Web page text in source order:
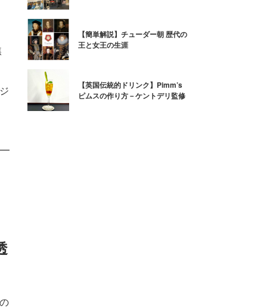
【簡単解説】チューダー朝 歴代の
王と女王の生涯
【英国伝統的ドリンク】Pimm’s
ピムスの作り方－ケントデリ監修